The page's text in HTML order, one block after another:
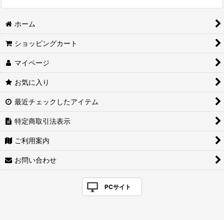
ホーム
ショッピングカート
マイページ
お気に入り
最近チェックしたアイテム
特定商取引法表示
ご利用案内
お問い合わせ
PCサイト